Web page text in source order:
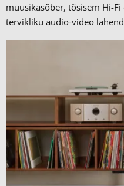
muusikasõber, tõsisem Hi-
tervikliku audio-video